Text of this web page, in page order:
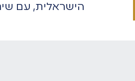
הישראלית, עם